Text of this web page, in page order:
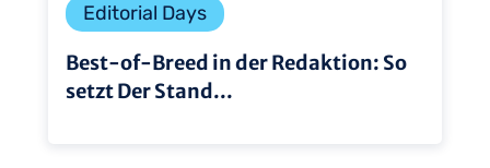
Editorial Days
Best-of-Breed in der Redaktion: So
setzt Der Stand...